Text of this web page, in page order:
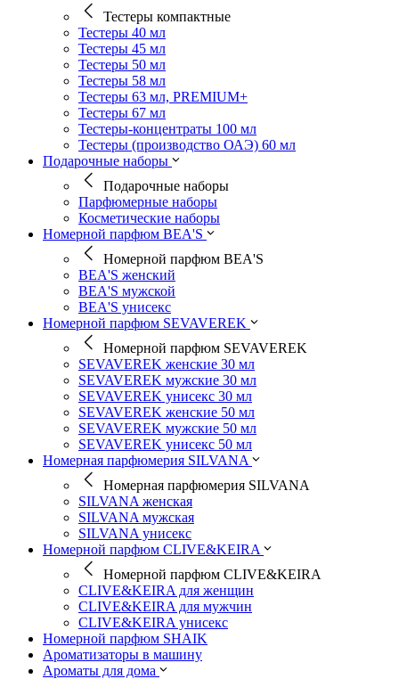
Тестеры компактные
Тестеры 40 мл
Тестеры 45 мл
Тестеры 50 мл
Тестеры 58 мл
Тестеры 63 мл, PREMIUM+
Тестеры 67 мл
Тестеры-концентраты 100 мл
Тестеры (производство ОАЭ) 60 мл
Подарочные наборы
Подарочные наборы
Парфюмерные наборы
Косметические наборы
Номерной парфюм BEA'S
Номерной парфюм BEA'S
BEA'S женский
BEA'S мужской
BEA'S унисекс
Номерной парфюм SEVAVEREK
Номерной парфюм SEVAVEREK
SEVAVEREK женские 30 мл
SEVAVEREK мужские 30 мл
SEVAVEREK унисекс 30 мл
SEVAVEREK женские 50 мл
SEVAVEREK мужские 50 мл
SEVAVEREK унисекс 50 мл
Номерная парфюмерия SILVANA
Номерная парфюмерия SILVANA
SILVANA женская
SILVANA мужская
SILVANA унисекс
Номерной парфюм CLIVE&KEIRA
Номерной парфюм CLIVE&KEIRA
CLIVE&KEIRA для женщин
CLIVE&KEIRA для мужчин
CLIVE&KEIRA унисекс
Номерной парфюм SHAIK
Ароматизаторы в машину
Ароматы для дома